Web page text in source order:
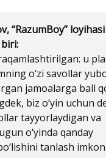
“RazumBoy” loyihasi
u
o‘zi savollar
jamoalarga ball
biz o‘yin uchun
tayyorlaydigan va
o‘yinda qanday
tanlash